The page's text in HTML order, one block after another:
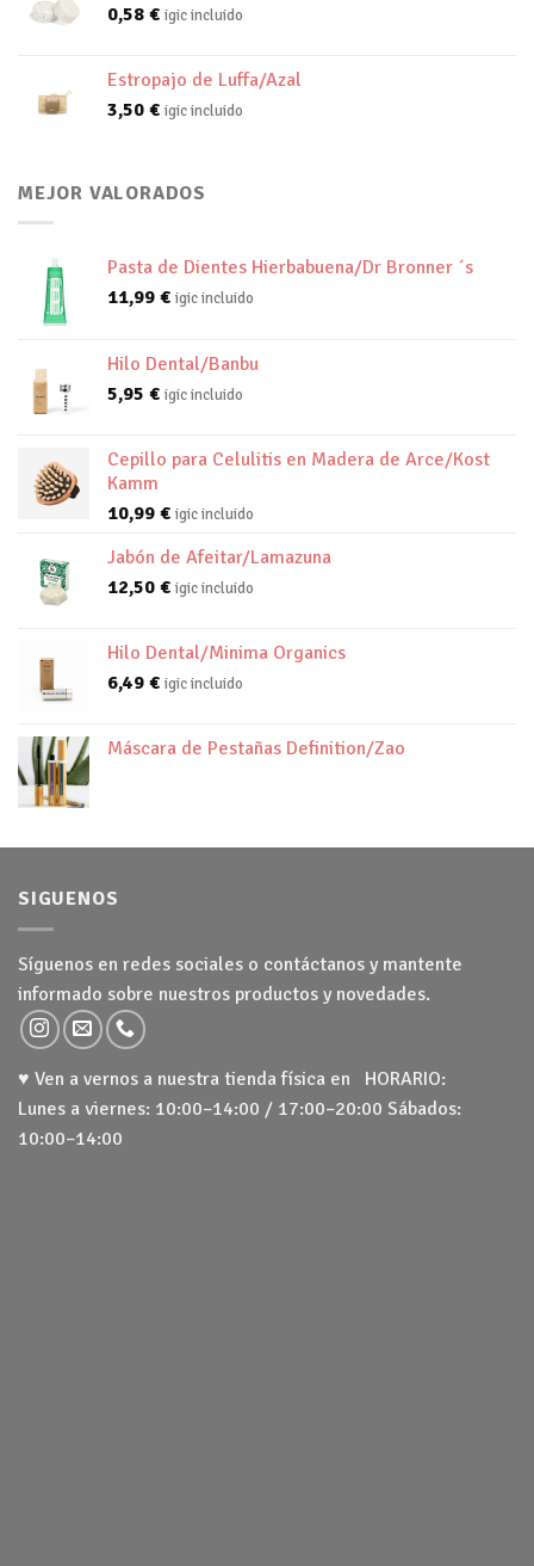
0,58 € igic incluido
Estropajo de Luffa/Azal
3,50 € igic incluido
MEJOR VALORADOS
Pasta de Dientes Hierbabuena/Dr Bronner ´s
11,99 € igic incluido
Hilo Dental/Banbu
5,95 € igic incluido
Cepillo para Celulitis en Madera de Arce/Kost
Kamm
10,99 € igic incluido
Jabón de Afeitar/Lamazuna
12,50 € igic incluido
Hilo Dental/Minima Organics
6,49 € igic incluido
Máscara de Pestañas Definition/Zao
SIGUENOS
Síguenos en redes sociales o contáctanos y mantente
informado sobre nuestros productos y novedades.
♥ Ven a vernos a nuestra tienda física en HORARIO:
Lunes a viernes: 10:00–14:00 / 17:00–20:00 Sábados:
10:00–14:00